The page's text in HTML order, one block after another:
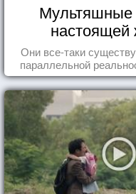
Мультяшные
настоящей
Они все-таки
параллельной
среди нас с